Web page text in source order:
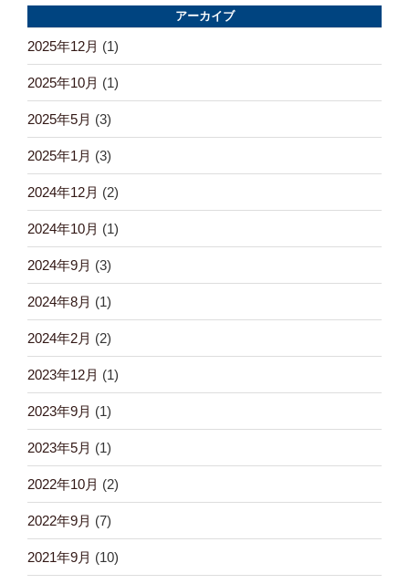
アーカイブ
2025年12月 (1)
2025年10月 (1)
2025年5月 (3)
2025年1月 (3)
2024年12月 (2)
2024年10月 (1)
2024年9月 (3)
2024年8月 (1)
2024年2月 (2)
2023年12月 (1)
2023年9月 (1)
2023年5月 (1)
2022年10月 (2)
2022年9月 (7)
2021年9月 (10)